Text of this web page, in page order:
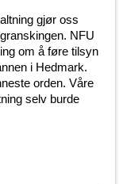
gjør oss
NFU
om å føre tilsyn
i Hedmark.
orden. Våre
selv burde